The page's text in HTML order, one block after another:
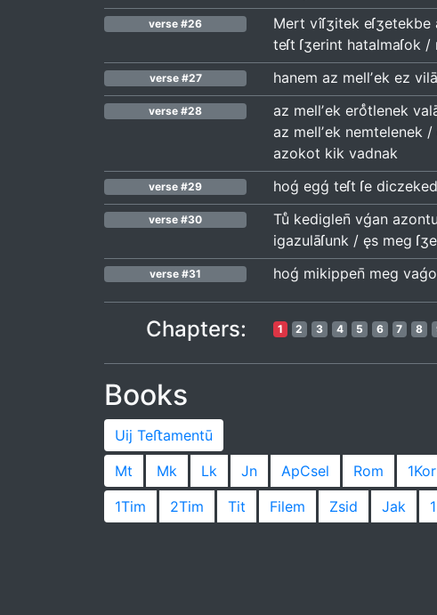
verse #26
Mert vîſʒitek
teſt ſʒerint hatalmaſok
verse #27 hanem az mellʼek ez
verse #28
az mellʼek eroͤtlenek
az mellʼek nemtelenek
azokot kik vadnak
verse #29 hoǵ egǵ teſt ſe
verse #30
Tuͤ kediglen̄ vǵan
igazulāſunk / ęs meg
verse #31 hoǵ mikippen̄ meg
Chapters: 1 2 3 4 5 6 7 8
Books
Uij Teﬅamentū
Mt
Mk Lk Jn ApCsel Rom 1Kor
1Tim
2Tim Tit Filem Zsid Jak